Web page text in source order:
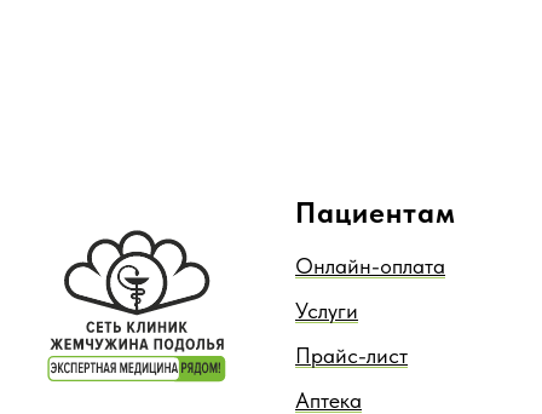
Пациентам
Онлайн-оплата
Услуги
Прайс-лист
Аптека